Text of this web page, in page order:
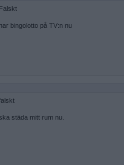
Falskt
har bingolotto på TV:n nu
städa mitt rum nu.